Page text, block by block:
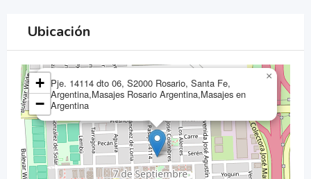
Ubicación
Pje. 14114 dto 06, S2000 Rosario, Santa Fe,
Argentina,Masajes Rosario Argentina,Masajes en
Argentina
×
+
−